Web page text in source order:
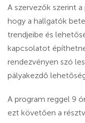
A szervezők szerint
hogy a hallgatók
trendjeibe és
kapcsolatot
rendezvényen szó
pályakezdő
A program reggel 9
ezt követően a